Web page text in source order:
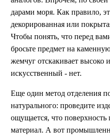
дарами моря. Как правило,
декорированная или
Чтобы понять, что перед
бросьте предмет на
жемчуг отскакивает высоко
искусственный - нет.
Еще один метод отделения
натурального: проведите
ощущается, что
материал. А вот